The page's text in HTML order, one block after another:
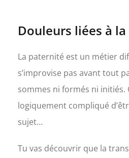
Douleurs liées à
La paternité est un métier
s’improvise pas avant tout
sommes ni formés ni initiés.
logiquement compliqué
sujet…
Tu vas découvrir que la